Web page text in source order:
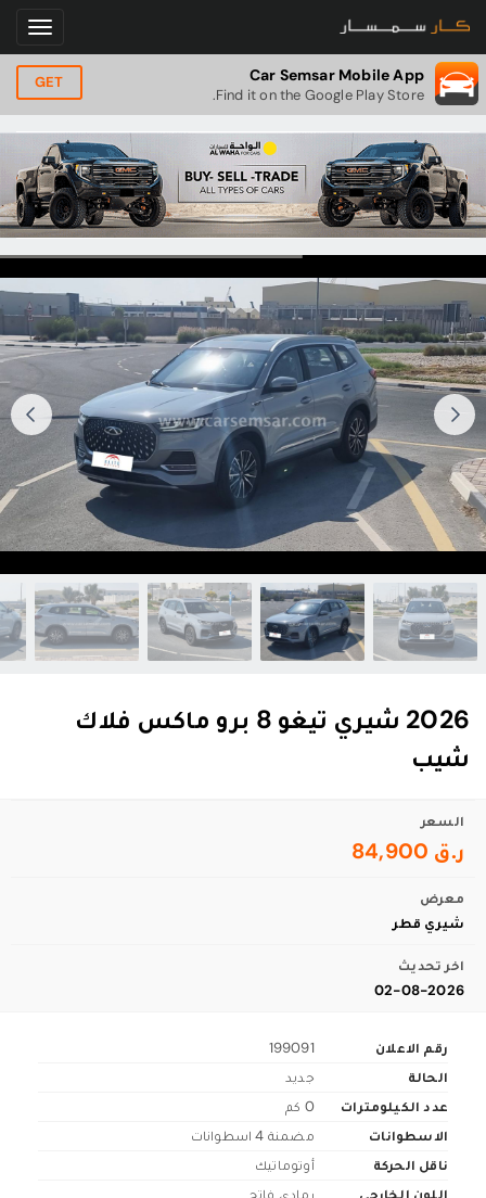
Car Semsar Mobile App
Find it on the Google Play Store.
GET
2026 شيري تيغو 8 برو ماكس فلاك
شيب
السعر
ر.ق 84,900
معرض
شيري قطر
اخر تحديث
02-08-2026
رقم الاعلان
199091
الحالة
جديد
عدد الكيلومترات
0 كم
الاسطوانات
مضمنة 4 اسطوانات
ناقل الحركة
أوتوماتيك
اللون الخارجي
رمادي فاتح